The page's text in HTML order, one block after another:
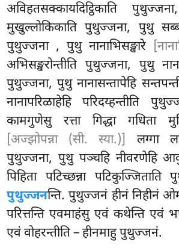
अविहतसक्कायदिट्ठिकाति
मुखुल्लोकिकाति पुथुज्जना, पुथु
पुथुज्जना , पुथु नानाभिसङ्खारे
अभिसङ्खरोन्तीति पुथुज्जना, पुथु
पुथुज्जना, पुथु नानासन्तापेहि
नानापरिळाहेहि परिदय्हन्तीति
कामगुणेसु रत्ता गिद्धा गधिता
[अज्झोपन्ना (सी. स्या.)]
लग्गा
पुथुज्जना, पुथु पञ्चहि नीवरणेहि
पिहिता पटिच्छन्ना पटिकुज्जिताति
पुथुज्जनन्ति. पुथुज्जनं हीनं निहीनं
परित्तन्ति एवमाहंसु एवं कथेन्ति एवं
एवं वोहरन्तीति – हीनमाहु पुथुज्जनं.